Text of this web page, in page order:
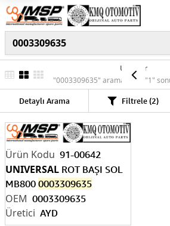
Ürünler
"0003309635" araması için "1"
Detaylı Arama Filtrele (2)
91-00642
0003309635
UNIVERSAL ROT BAŞI SOL
MB800 0003309635
AYD